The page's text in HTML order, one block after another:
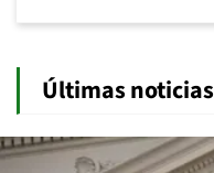
Últimas noticias